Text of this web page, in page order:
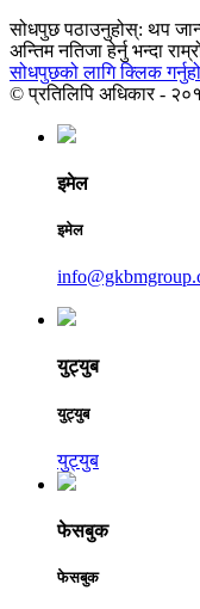
सोधपुछ पठाउनुहोस्: थप
अन्तिम नतिजा हेर्नु भन्दा
सोधपुछको लागि क्लिक
© प्रतिलिपि अधिकार -
इमेल
इमेल
युट्युब
युट्युब
युट्युब
फेसबुक
फेसबुक